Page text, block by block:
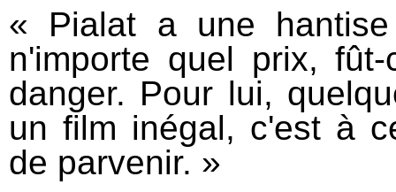
« Pialat a une
n'importe quel prix,
danger. Pour lui,
un film inégal, c'est à
de parvenir. »